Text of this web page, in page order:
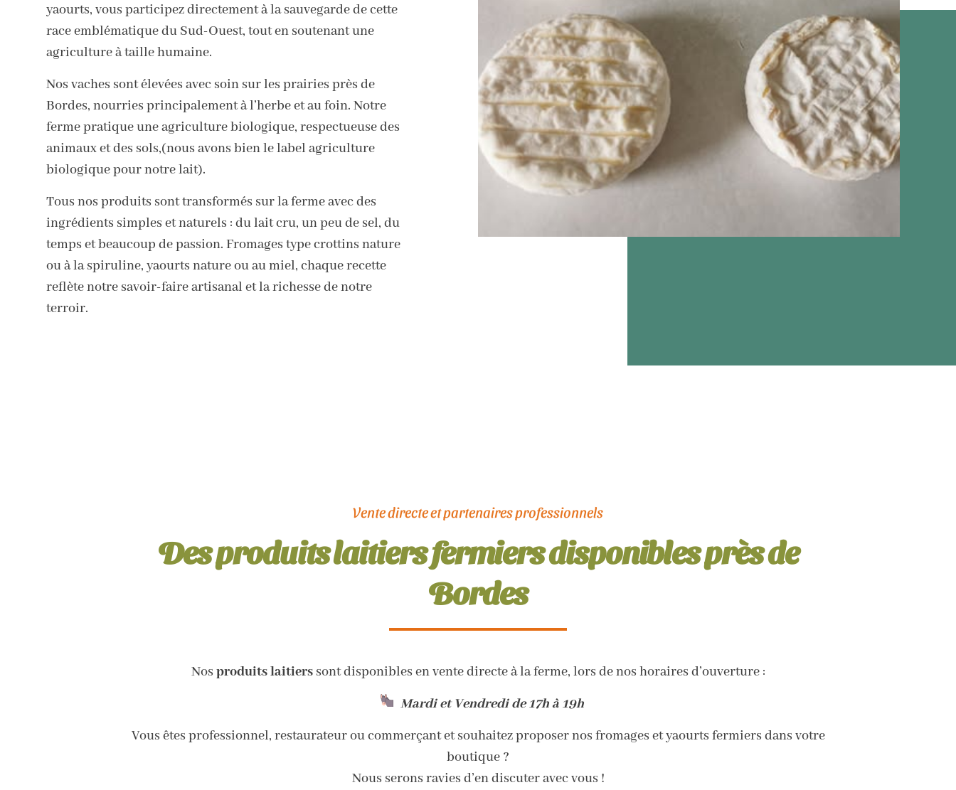
yaourts, vous participez directement à la sauvegarde de cette
race emblématique du Sud-Ouest, tout en soutenant une
agriculture à taille humaine.
Nos vaches sont élevées avec soin sur les prairies près de
Bordes, nourries principalement à l’herbe et au foin. Notre
ferme pratique une agriculture biologique, respectueuse des
animaux et des sols,(nous avons bien le label agriculture
biologique pour notre lait).
Tous nos produits sont transformés sur la ferme avec des
ingrédients simples et naturels : du lait cru, un peu de sel, du
temps et beaucoup de passion. Fromages type crottins nature
ou à la spiruline, yaourts nature ou au miel, chaque recette
reflète notre savoir-faire artisanal et la richesse de notre
terroir.
Vente directe et partenaires professionnels
Des produits laitiers fermiers disponibles près de
Bordes
Nos produits laitierssont disponibles en vente directe à la ferme, lors de nos horaires d’ouverture :
Mardi et Vendredi de 17h à 19h
Vous êtes professionnel, restaurateur ou commerçant et souhaitez proposer nos fromages et yaourts fermiers dans votre
boutique ?
Nous serons ravies d’en discuter avec vous !